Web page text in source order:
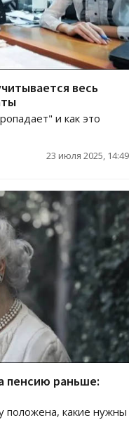
весь
и как это
23 июля 2025, 14:49
пенсию раньше:
положена, какие нужны